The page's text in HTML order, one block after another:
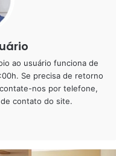
contra piso e o
quebra quebra,
faz sim um pouco
do piso, para
no primeiro dia ou só
ao usuário funciona de
Se precisa de retorno
nos por telefone,
contato do site.